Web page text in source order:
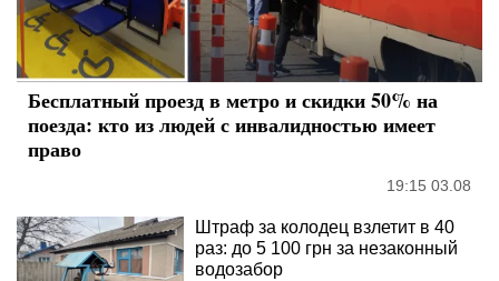
Бесплатный проезд в метро и скидки 50% на
поезда: кто из людей с инвалидностью имеет
право
19:15 03.08
Штраф за колодец взлетит в 40
раз: до 5 100 грн за незаконный
водозабор